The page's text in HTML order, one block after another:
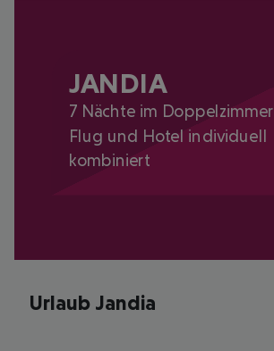
JANDIA
7 Nächte im Doppelzimmer
Flug und Hotel individuell
kombiniert
Urlaub Jandia